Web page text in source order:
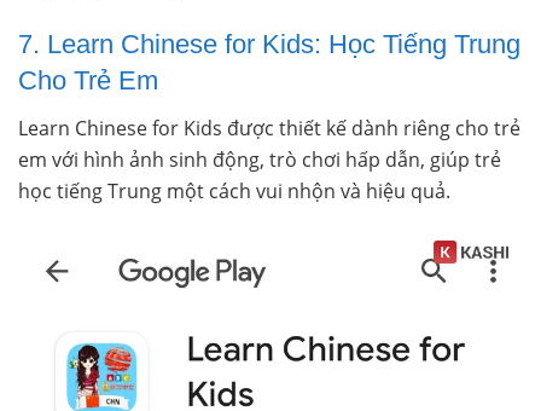
7. Learn Chinese for Kids: Học Tiếng Trung
Cho Trẻ Em
Learn Chinese for Kids được thiết kế dành riêng cho trẻ
em với hình ảnh sinh động, trò chơi hấp dẫn, giúp trẻ
học tiếng Trung một cách vui nhộn và hiệu quả.